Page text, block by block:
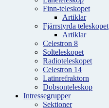
Finn-teleskopet
Artiklar
Fjärrstyrda teleskopet
Artiklar
Celestron 8
Solteleskopet
Radioteleskopet
Celestron 14
Latinrefraktorn
Dobsonteleskop
Intressegrupper
Sektioner